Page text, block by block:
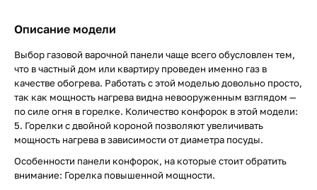
Описание модели
Выбор газовой варочной панели чаще всего обусловлен тем,
что в частный дом или квартиру проведен именно газ в
качестве обогрева. Работать с этой моделью довольно просто,
так как мощность нагрева видна невооруженным взглядом —
по силе огня в горелке. Количество конфорок в этой модели:
5. Горелки с двойной короной позволяют увеличивать
мощность нагрева в зависимости от диаметра посуды.
Особенности панели конфорок, на которые стоит обратить
внимание: Горелка повышенной мощности.